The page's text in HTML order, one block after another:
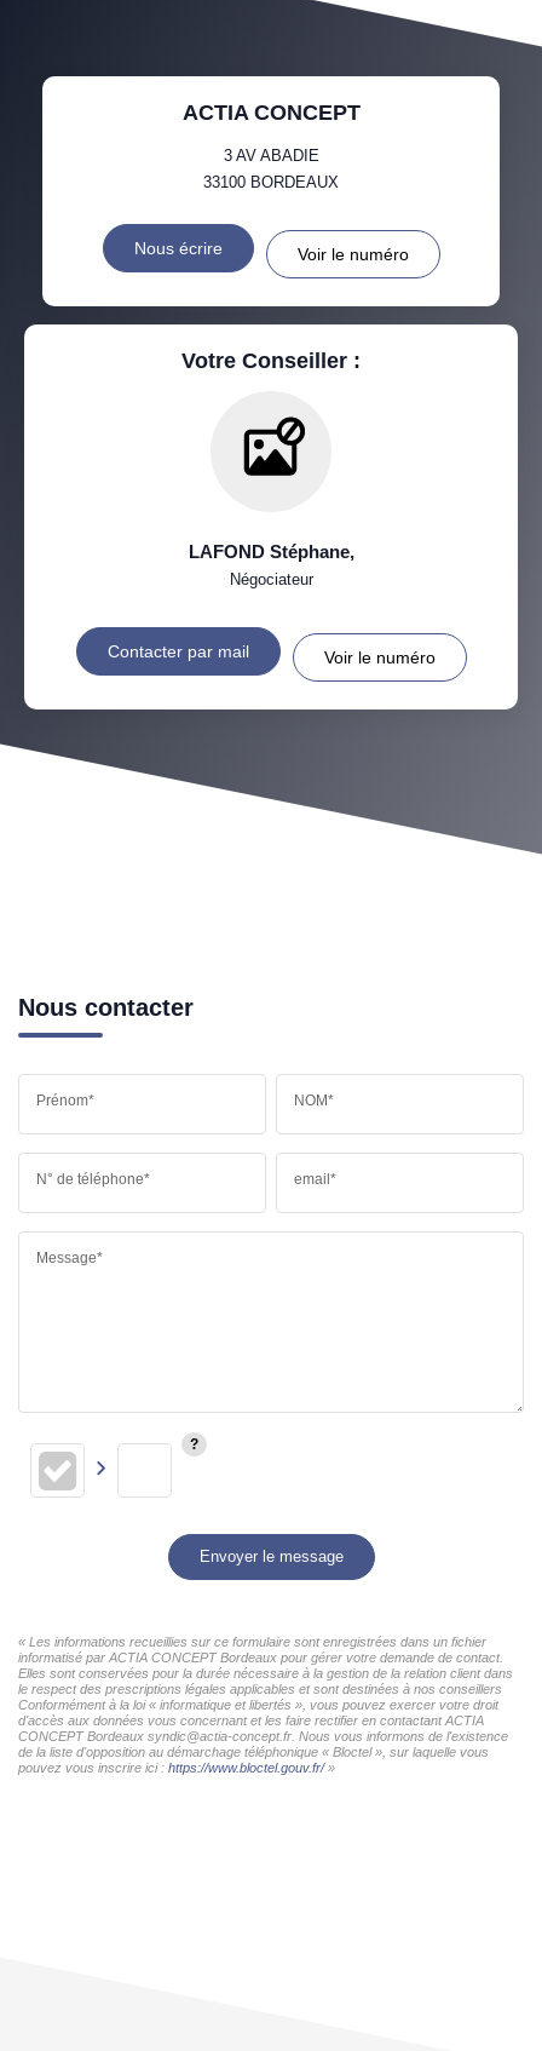
ACTIA CONCEPT
3 AV ABADIE
33100 BORDEAUX
Nous écrire Voir le numéro
Votre Conseiller :
LAFOND Stéphane,
Négociateur
Contacter par mail Voir le numéro
Nous contacter
Prénom* NOM*
N° de téléphone* email*
Message*
Envoyer le message
« Les informations recueillies sur ce formulaire sont enregistrées dans un fichier
informatisé par ACTIA CONCEPT Bordeaux pour gérer votre demande de contact.
Elles sont conservées pour la durée nécessaire à la gestion de la relation client dans
le respect des prescriptions légales applicables et sont destinées à nos conseillers
Conformément à la loi « informatique et libertés », vous pouvez exercer votre droit
d'accès aux données vous concernant et les faire rectifier en contactant ACTIA
CONCEPT Bordeaux syndic@actia-concept.fr. Nous vous informons de l'existence
de la liste d'opposition au démarchage téléphonique « Bloctel », sur laquelle vous
pouvez vous inscrire ici : https://www.bloctel.gouv.fr/»